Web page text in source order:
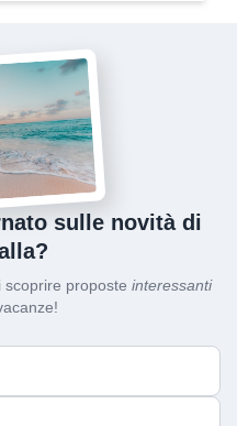
sulle novità di
proposte interessanti